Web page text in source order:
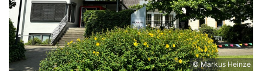
© Markus Heinze